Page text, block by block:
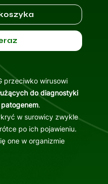
przeciwko wirusowi
do diagnostyki
.
w surowicy zwykle
po ich pojawieniu.
one w organizmie